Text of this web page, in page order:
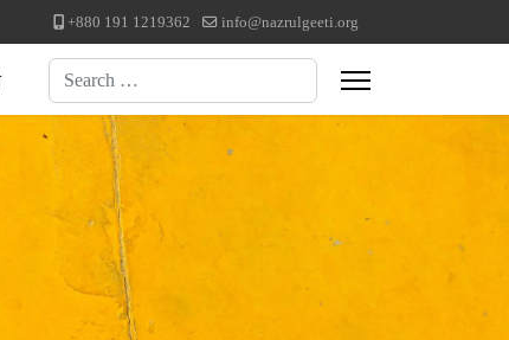
+880 191 1219362 info@nazrulgeeti.org
Search